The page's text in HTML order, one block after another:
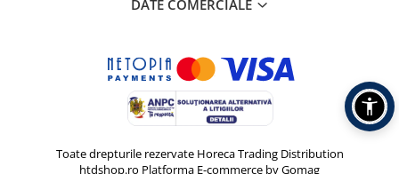
DATE COMERCIALE
Toate drepturile rezervate Horeca Trading Distribution
htdshop.ro Platforma E-commerce by Gomag